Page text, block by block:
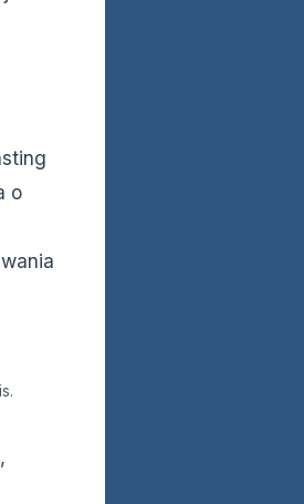
o